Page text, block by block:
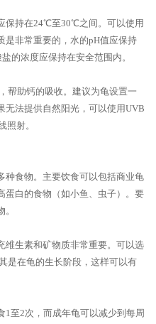
保持在24℃至30℃之间。可以使用
是非常重要的，水的pH值应保持
的浓度应保持在安全范围内。
帮助钙的吸收。建议为龟设置一
无法提供自然阳光，可以使用UVB
照射。
种食物。主要饮食可以包括商业龟
蛋白的食物（如小鱼、虫子）。要
维生素和矿物质非常重要。可以选
是在龟的生长阶段，这样可以有
至2次，而成年龟可以减少到每周